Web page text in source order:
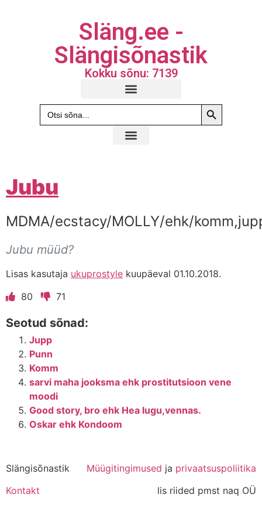
Släng.ee -
Slängisõnastik
Kokku sõnu: 7139
Search
for:
Search
Jubu
MDMA/ecstacy/MOLLY/ehk/
Jubu müüd?
Lisas kasutaja ukuprostyle kuupäeval 01.10.2018.
80
71
Seotud sõnad:
Jupp
Punn
Komm
sarvi maha jooksma ehk prostitutsioon vene
moodi
Good story, bro ehk Hea lugu,vennas.
Oskar ehk Kondoom
Slängisõnastik Müügitingimused ja privaatsuspoliitika
Kontakt
lis riided pmst naq OÜ